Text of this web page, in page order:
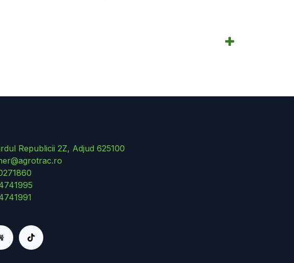
Republicii 2Z, Adjud 625100